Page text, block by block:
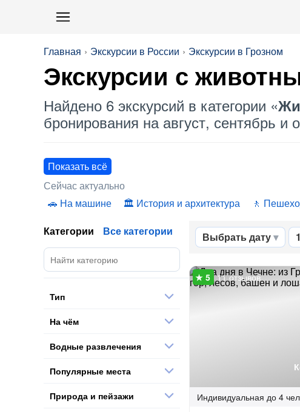
Главная Экскурсии в России Экскурсии в Грозном
Экскурсии с
Найдено 6 экскурсий в категории «
бронирования на август, сентябрь и
Показать всё
Сейчас актуально
На машине
История и архитектура
Выбрать дату
11 отзывов
Индивидуальная до 4
Категории Все категории
Тип
На чём
Водные развлечения
Популярные места
Природа и пейзажи